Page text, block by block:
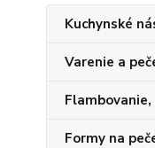
Kuchynské
Varenie a
Formy na